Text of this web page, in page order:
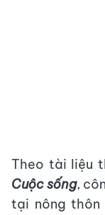
Theo tài liệu
Cuộc sống,
tại nông thôn